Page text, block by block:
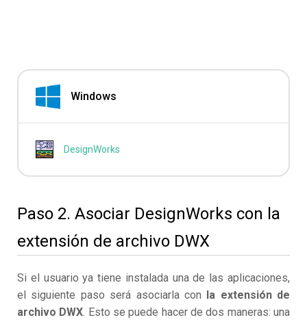
Windows
DesignWorks
Paso 2. Asociar DesignWorks con la
extensión de archivo DWX
Si el usuario ya tiene instalada una de las aplicaciones,
el siguiente paso será asociarla con la extensión de
archivo DWX. Esto se puede hacer de dos maneras: una